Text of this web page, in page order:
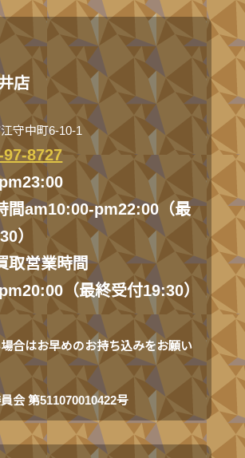
店
守中町6-10-1
8727
間am10:00-pm22:00（最
）
取営業時間
（最終受付19:30）
合はお早めのお持ち込みをお願い
会 第511070010422号